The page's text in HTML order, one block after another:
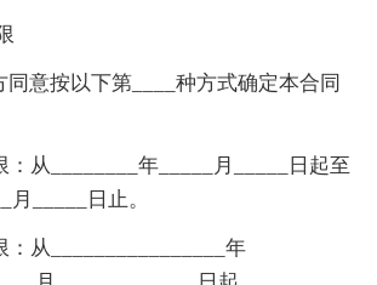
同意按以下第____种方式确定本合同
：从________年_____月_____日起至
月_____日止。
：从________________年